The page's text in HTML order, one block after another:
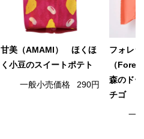
甘美（AMAMI） ほくほ
く小豆のスイートポテト
一般小売価格 290円
フォレ
（
森のド
チゴ
一